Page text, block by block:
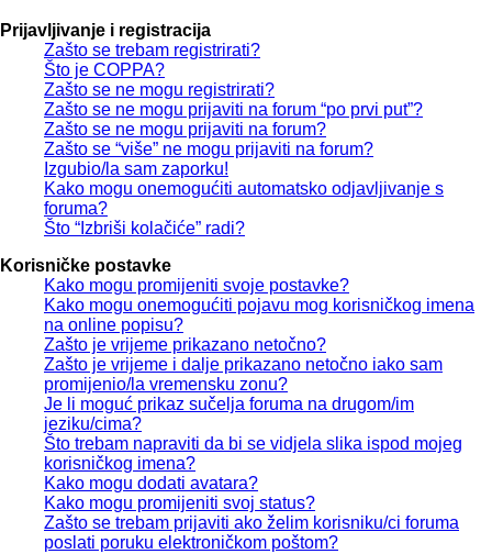
Prijavljivanje i registracija
Zašto se trebam registrirati?
Što je COPPA?
Zašto se ne mogu registrirati?
Zašto se ne mogu prijaviti na forum “po prvi put”?
Zašto se ne mogu prijaviti na forum?
Zašto se “više” ne mogu prijaviti na forum?
Izgubio/la sam zaporku!
Kako mogu onemogućiti automatsko odjavljivanje s
foruma?
Što “Izbriši kolačiće” radi?
Korisničke postavke
Kako mogu promijeniti svoje postavke?
Kako mogu onemogućiti pojavu mog korisničkog imena
na online popisu?
Zašto je vrijeme prikazano netočno?
Zašto je vrijeme i dalje prikazano netočno iako sam
promijenio/la vremensku zonu?
Je li moguć prikaz sučelja foruma na drugom/im
jeziku/cima?
Što trebam napraviti da bi se vidjela slika ispod mojeg
korisničkog imena?
Kako mogu dodati avatara?
Kako mogu promijeniti svoj status?
Zašto se trebam prijaviti ako želim korisniku/ci foruma
poslati poruku elektroničkom poštom?